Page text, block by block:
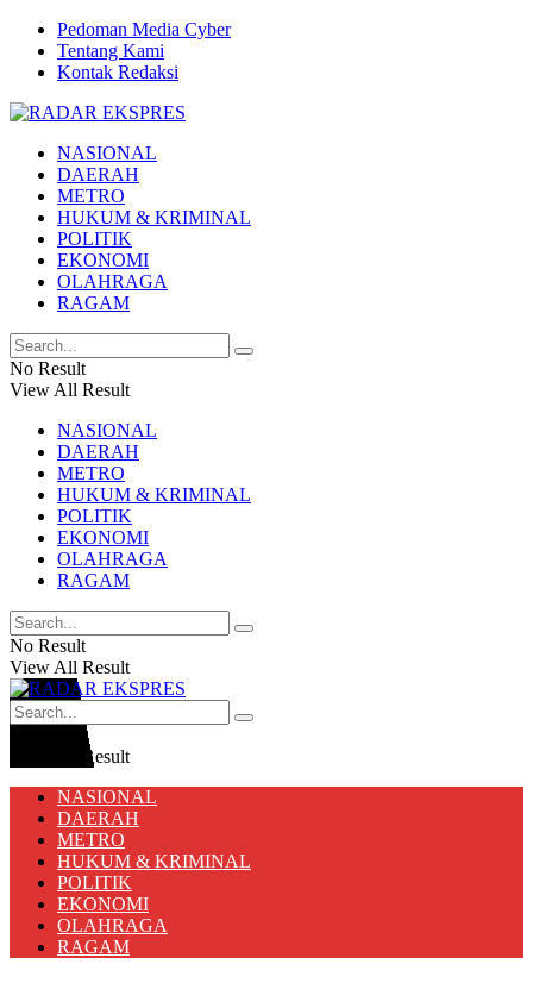
Pedoman Media Cyber
Tentang Kami
Kontak Redaksi
NASIONAL
DAERAH
METRO
HUKUM & KRIMINAL
POLITIK
EKONOMI
OLAHRAGA
RAGAM
No Result
View All Result
NASIONAL
DAERAH
METRO
HUKUM & KRIMINAL
POLITIK
EKONOMI
OLAHRAGA
RAGAM
No Result
View All Result
View All Result
NASIONAL
DAERAH
METRO
HUKUM & KRIMINAL
POLITIK
EKONOMI
OLAHRAGA
RAGAM